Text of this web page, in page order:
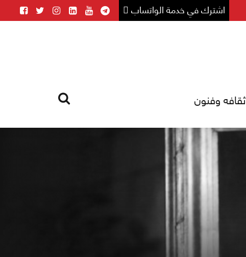
اشترك في خدمة الواتساب
ثقافه وفنون